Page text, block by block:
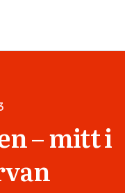
– mitt i